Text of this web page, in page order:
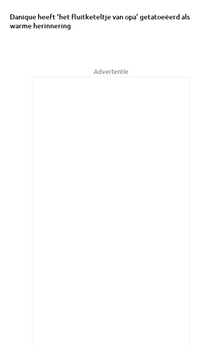
Danique heeft ‘het fluitketeltje van opa’ getatoeëerd als
warme herinnering
Advertentie